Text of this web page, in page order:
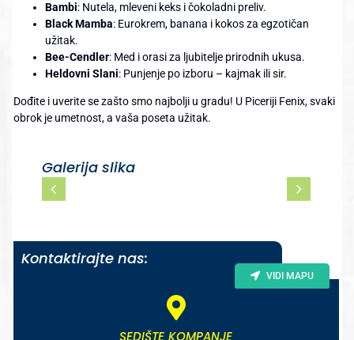
Bambi: Nutela, mleveni keks i čokoladni preliv.
Black Mamba: Eurokrem, banana i kokos za egzotičan
užitak.
Bee-Cendler: Med i orasi za ljubitelje prirodnih ukusa.
Heldovni Slani: Punjenje po izboru – kajmak ili sir.
Dođite i uverite se zašto smo najbolji u gradu! U Piceriji Fenix, svaki
obrok je umetnost, a vaša poseta užitak.
Galerija slika
Kontaktirajte nas:
VIDI MAPU